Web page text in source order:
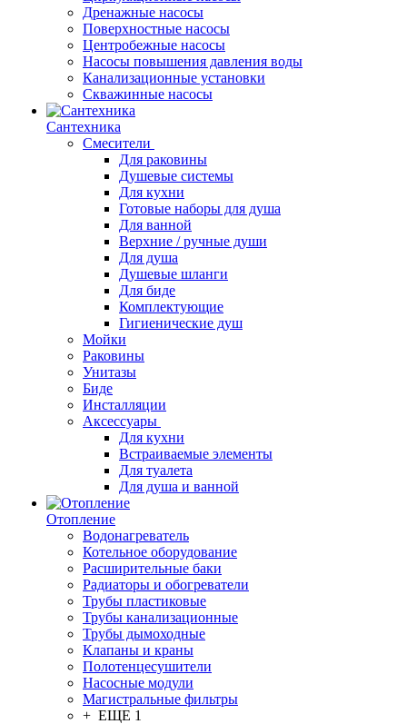
Дренажные насосы
Поверхностные насосы
Центробежные насосы
Насосы повышения давления воды
Канализационные установки
Скважинные насосы
Сантехника
Смесители
Для раковины
Душевые системы
Для кухни
Готовые наборы для душа
Для ванной
Верхние / ручные души
Для душа
Душевые шланги
Для биде
Комплектующие
Гигиенические душ
Мойки
Раковины
Унитазы
Биде
Инсталляции
Аксессуары
Для кухни
Встраиваемые элементы
Для туалета
Для душа и ванной
Отопление
Водонагреватель
Котельное оборудование
Расширительные баки
Радиаторы и обогреватели
Трубы пластиковые
Трубы канализационные
Трубы дымоходные
Клапаны и краны
Полотенцесушители
Насосные модули
Магистральные фильтры
+ ЕЩЕ 1